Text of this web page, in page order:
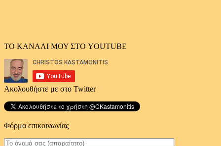
ΤΟ ΚΑΝΑΛΙ ΜΟΥ ΣΤΟ YOUTUBE
Ακολουθήστε με στο Twitter
Φόρμα επικοινωνίας